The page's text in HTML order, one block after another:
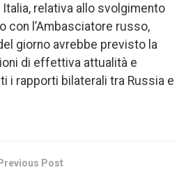
relativa allo svolgimento
con l’Ambasciatore russo,
giorno avrebbe previsto la
di effettiva attualità e
i rapporti bilaterali tra Russia e
Previous Post